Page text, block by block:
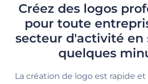
Créez des logos
pour toute
secteur d'activité en
quelques
La création de logo est rapide et